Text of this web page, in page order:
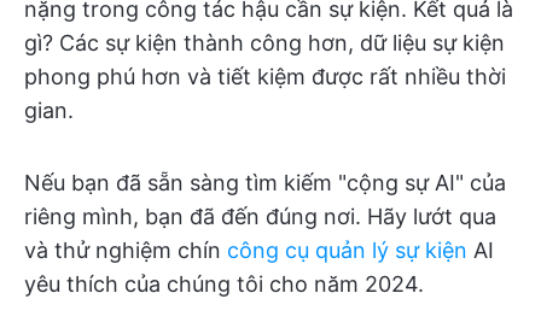
nặng trong công tác hậu cần sự kiện. Kết quả là
gì? Các sự kiện thành công hơn, dữ liệu sự kiện
phong phú hơn và tiết kiệm được rất nhiều thời
gian.
Nếu bạn đã sẵn sàng tìm kiếm "cộng sự AI" của
riêng mình, bạn đã đến đúng nơi. Hãy lướt qua
và thử nghiệm chín công cụ quản lý sự kiện AI
yêu thích của chúng tôi cho năm 2024.